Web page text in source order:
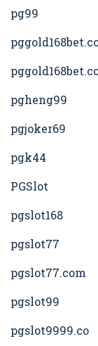
pg99
pgheng99
pgjoker69
pgk44
PGSlot
pgslot168
pgslot77
pgslot77.com
pgslot99
pgslot9999.co